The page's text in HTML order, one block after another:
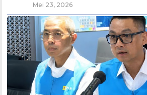
Mei 23, 2026